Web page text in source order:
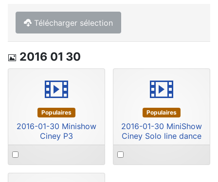
Télécharger sélection
Image
2016 01 30
video
Populaires
2016-01-30 Minishow
Ciney P3
Select
an
item
video
Populaires
2016-01-30 MiniShow
Ciney Solo line dance
Select
an